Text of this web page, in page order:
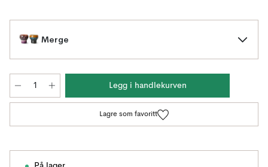
Merge
Legg i handlekurven
Lagre som favoritt